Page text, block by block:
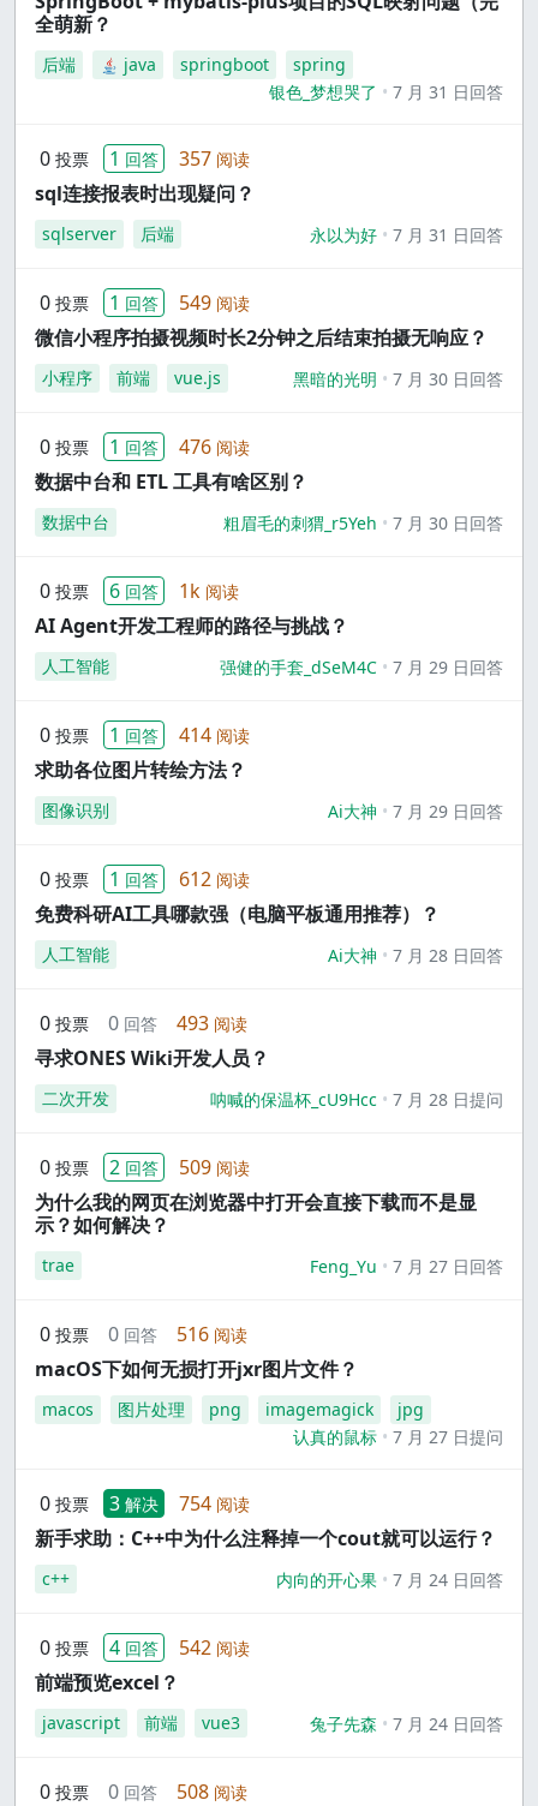
全萌新？
后端 java springboot
spring
银色_梦想哭了
7 月 31 日回答
0 投票 1 回答 357 阅读
sql连接报表时出现疑问？
sqlserver 后端 永以为好 7 月 31 日回答
0 投票 1 回答 549 阅读
微信小程序拍摄视频时长2分钟之后结束拍摄无响应？
小程序 前端 vue.js 黑暗的光明 7 月 30 日回答
0 投票 1 回答 476 阅读
数据中台和 ETL 工具有啥区别？
数据中台 粗眉毛的刺猬_r5Yeh 7 月 30 日回答
0 投票 6 回答 1k 阅读
AI Agent开发工程师的路径与挑战？
人工智能 强健的手套_dSeM4C 7 月 29 日回答
0 投票 1 回答 414 阅读
求助各位图片转绘方法？
图像识别 Ai大神 7 月 29 日回答
0 投票 1 回答 612 阅读
免费科研AI工具哪款强（电脑平板通用推荐）？
人工智能 Ai大神 7 月 28 日回答
0 投票 0 回答 493 阅读
寻求ONES Wiki开发人员？
二次开发 呐喊的保温杯_cU9Hcc 7 月 28 日提问
0 投票 2 回答 509 阅读
为什么我的网页在浏览器中打开会直接下载而不是显
示？如何解决？
trae Feng_Yu 7 月 27 日回答
0 投票 0 回答 516 阅读
macOS下如何无损打开jxr图片文件？
macos 图片处理 png imagemagick
jpg
认真的鼠标
7 月 27 日提问
0 投票 3 解决 754 阅读
新手求助：C++中为什么注释掉一个cout就可以运行？
c++ 内向的开心果 7 月 24 日回答
0 投票 4 回答 542 阅读
前端预览excel？
javascript 前端 vue3 兔子先森 7 月 24 日回答
0 投票 0 回答 508 阅读